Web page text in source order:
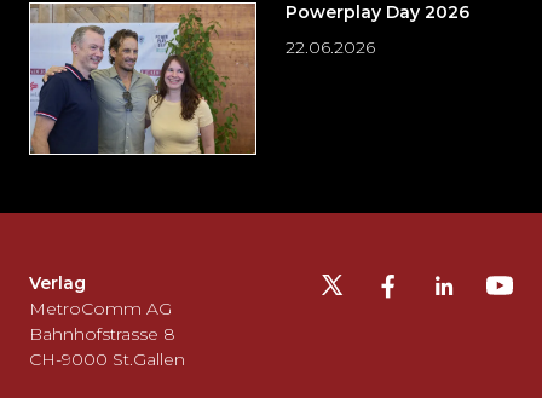
Powerplay Day 2026
22.06.2026
auslassen
und
zurück
zum
Verlag
MetroComm AG
Bahnhofstrasse 8
CH-9000 St.Gallen